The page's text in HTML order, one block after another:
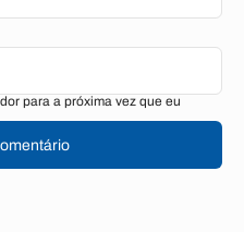
para a próxima vez que eu